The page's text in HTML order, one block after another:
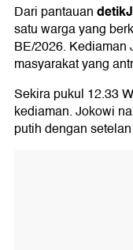
Dari pantauan
satu warga yang
BE/2026.
masyarakat yang
Sekira pukul 12.33
kediaman. Jokowi
putih dengan